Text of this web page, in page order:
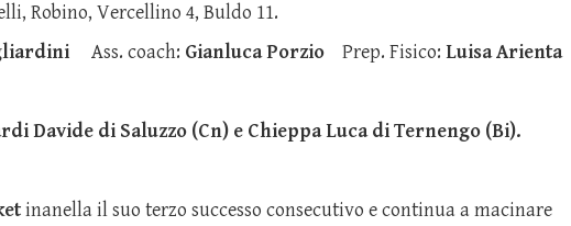
Robino, Vercellino 4, Buldo 11.
Ass. coach: Gianluca Porzio Prep. Fisico: Luisa Arienta
Davide di Saluzzo (Cn) e Chieppa Luca di Ternengo (Bi).
inanella il suo terzo successo consecutivo e continua a macinare